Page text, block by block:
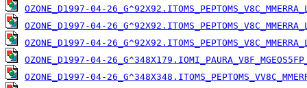
OZONE_D1997-04-
OZONE_D1997-04-
OZONE_D1997-04-
OZONE_D1997-04-
OZONE_D1997-04-